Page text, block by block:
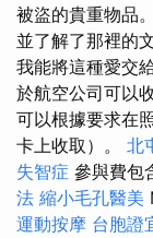
被盜的貴重物品
並了解了那裡的
我能將這種愛交
於航空公司可以
可以根據要求在
卡上收取）。 北
失智症 參與費包
法 縮小毛孔醫美
運動按摩 台胞證